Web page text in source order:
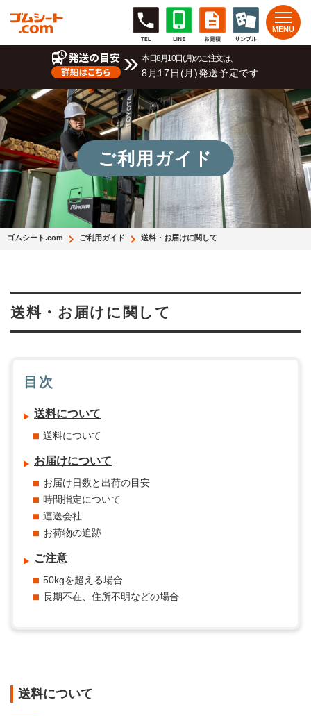
本日8月10日(月)のご注文は、
8月17日(月)発送予定です
ご利用ガイド
ゴムシート.com ご利用ガイド 送料・お届けに関して
送料・お届けに関して
目次
送料について
送料について
お届けについて
お届け日数と出荷の目安
時間指定について
運送会社
お荷物の追跡
ご注意
50kgを超える場合
長期不在、住所不明などの場合
送料について